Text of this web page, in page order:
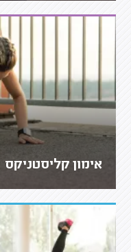
אימון קליסטניקס